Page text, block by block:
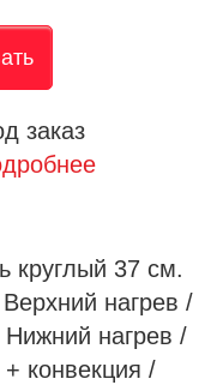
заказ
круглый 37 см.
нагрев /
нагрев /
конвекция /